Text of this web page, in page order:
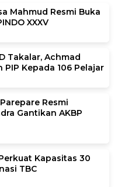
Mahmud Resmi Buka
XXXV
Takalar, Achmad
PIP Kepada 106 Pelajar
Resmi
Gantikan AKBP
Kapasitas 30
TBC